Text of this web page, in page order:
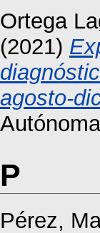
Ortega
(2021)
agosto-
P
Pérez,